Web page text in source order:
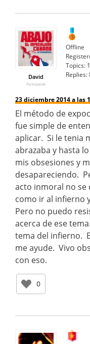
David
Participante
Offline
Topics: 1
Replies:
23 diciembre 2014 a las
El método de
fue simple de
aplicar. Si le tenia
abrazaba y hasta
mis obsesiones y
desapareciendo.
acto inmoral no se
como ir al infierno
Pero no puedo
acerca de ese
tema del infierno.
me ayude. Vivo
con eso.
0